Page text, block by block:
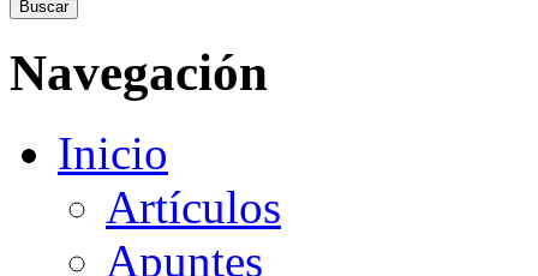
Navegación
Inicio
Artículos
Apuntes